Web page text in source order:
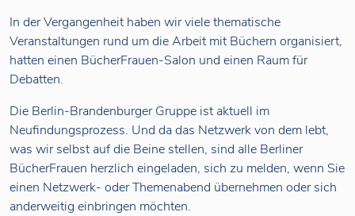
In der Vergangenheit haben wir viele thematische
Veranstaltungen rund um die Arbeit mit Büchern organisiert,
hatten einen BücherFrauen-Salon und einen Raum für
Debatten.
Die Berlin-Brandenburger Gruppe ist aktuell im
Neufindungsprozess. Und da das Netzwerk von dem lebt,
was wir selbst auf die Beine stellen, sind alle Berliner
BücherFrauen herzlich eingeladen, sich zu melden, wenn Sie
einen Netzwerk- oder Themenabend übernehmen oder sich
anderweitig einbringen möchten.